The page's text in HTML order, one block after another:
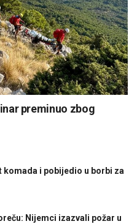
preminuo zbog
komada i pobijedio u borbi za
Nijemci izazvali požar u